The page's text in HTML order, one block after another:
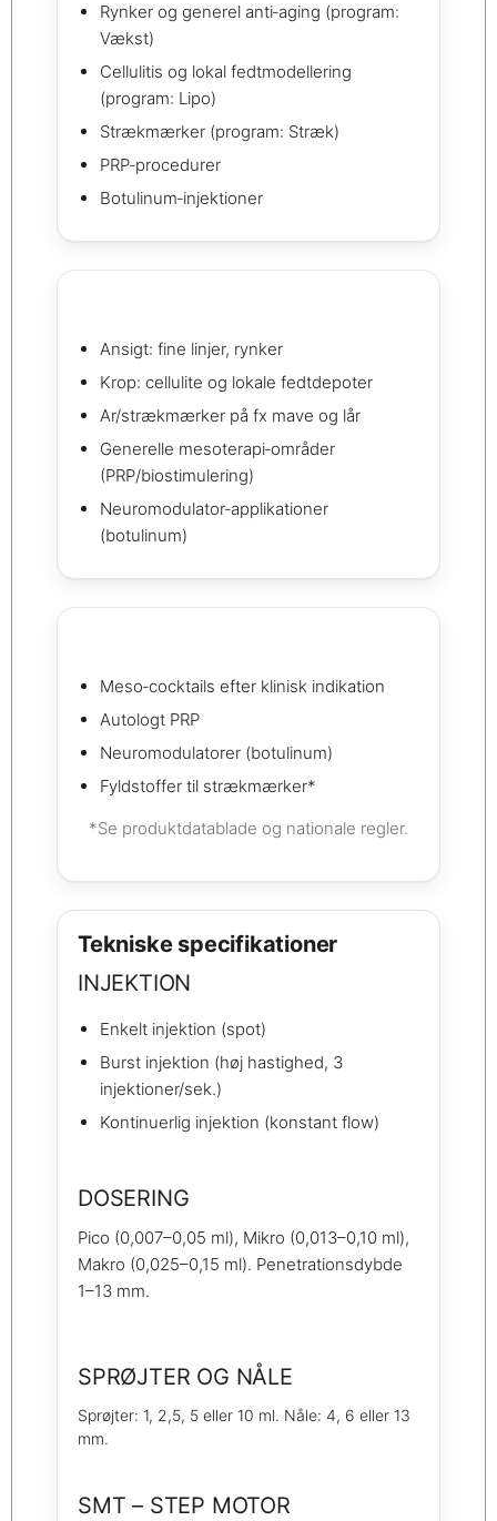
Rynker og generel anti‑aging (program:
Vækst)
Cellulitis og lokal fedtmodellering
(program: Lipo)
Strækmærker (program: Stræk)
PRP‑procedurer
Botulinum‑injektioner
Ansigt: fine linjer, rynker
Krop: cellulite og lokale fedtdepoter
Ar/strækmærker på fx mave og lår
Generelle mesoterapi‑områder
(PRP/biostimulering)
Neuromodulator‑applikationer
(botulinum)
Meso‑cocktails efter klinisk indikation
Autologt PRP
Neuromodulatorer (botulinum)
Fyldstoffer til strækmærker*
*Se produktdatablade og nationale regler.
Tekniske specifikationer
INJEKTION
Enkelt injektion (spot)
Burst injektion (høj hastighed, 3
injektioner/sek.)
Kontinuerlig injektion (konstant flow)
DOSERING
Pico (0,007–0,05 ml), Mikro (0,013–0,10 ml),
Makro (0,025–0,15 ml). Penetrationsdybde
1–13 mm.
SPRØJTER OG NÅLE
Sprøjter: 1, 2,5, 5 eller 10 ml. Nåle: 4, 6 eller 13
mm.
SMT – STEP MOTOR